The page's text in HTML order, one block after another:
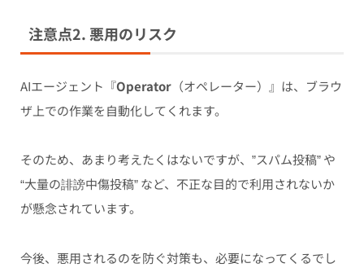
注意点2. 悪用のリスク
AIエージェント『Operator（オペレーター）』は、ブラウ
ザ上での作業を自動化してくれます。
そのため、あまり考えたくはないですが、”スパム投稿” や
“大量の誹謗中傷投稿” など、不正な目的で利用されないか
が懸念されています。
今後、悪用されるのを防ぐ対策も、必要になってくるでし